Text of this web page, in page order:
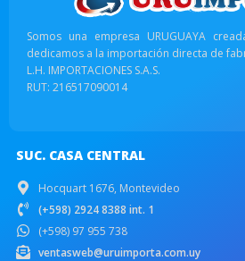
Somos una empresa URUGUAYA
dedicamos a la importación directa de
L.H. IMPORTACIONES S.A.S.
RUT: 216517090014
SUC. CASA CENTRAL
Hocquart 1676, Montevideo
(+598) 2924 8388 int. 1
(+598) 97 955 738
ventasweb@uruimporta.com.uy